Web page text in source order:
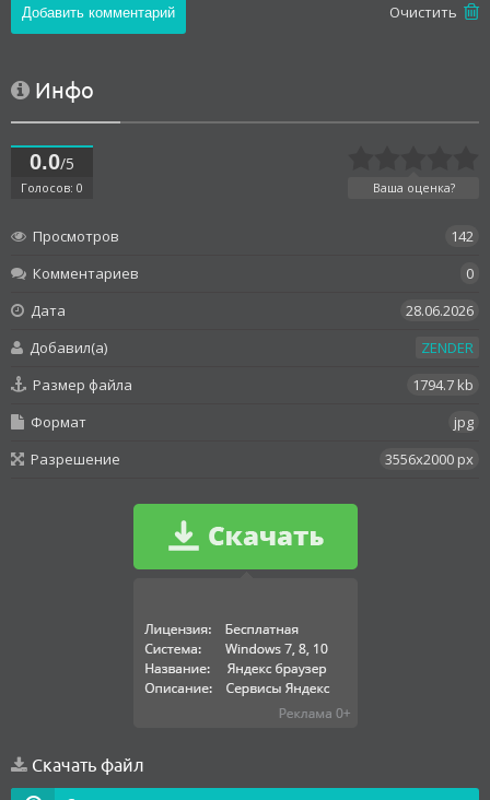
Oчистить
Инфо
0.0/5
Голосов: 0 Ваша оценка?
Просмотров
142
Комментариев
0
Дата
28.06.2026
Добавил(а)
ZENDER
Размер файла
1794.7 kb
Формат
jpg
Разрешение
3556x2000 px
Скачать файл